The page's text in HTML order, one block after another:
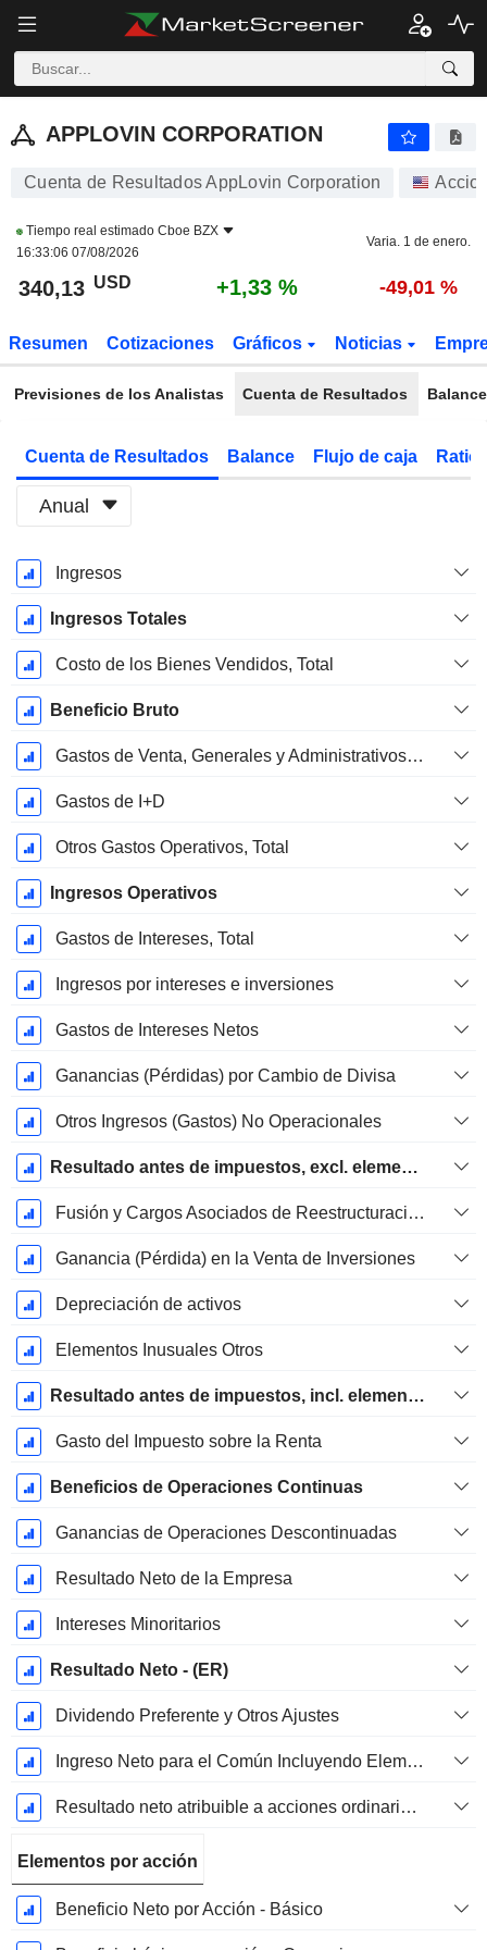
APPLOVIN CORPORATION
APPLOVIN CORPORATION
Cuenta de Resultados AppLovin Corporation
Tiempo real estimado Cboe BZX
16:33:06 07/08/2026
Varia. 1 de enero.
340,13 USD +1,33 % -49,01 %
Resumen Cotizaciones Gráficos Noticias
Previsiones de los Analistas Cuenta de Resultados Balance
Cuenta de Resultados Balance Flujo de caja
Anual
Período
fiscal:
Diciembre
Ingresos
Ingresos Totales
Costo de los Bienes Vendidos, Total
Beneficio Bruto
Gastos de Venta, Generales y Administrativos, Total
Gastos de I+D
Otros Gastos Operativos, Total
Ingresos Operativos
Gastos de Intereses, Total
Ingresos por intereses e inversiones
Gastos de Intereses Netos
Ganancias (Pérdidas) por Cambio de Divisa
Otros Ingresos (Gastos) No Operacionales
Resultado antes de impuestos, excl. elementos inusuales
Fusión y Cargos Asociados de Reestructuración
Ganancia (Pérdida) en la Venta de Inversiones
Depreciación de activos
Elementos Inusuales Otros
Resultado antes de impuestos, incl. elementos inusuales
Gasto del Impuesto sobre la Renta
Beneficios de Operaciones Continuas
Ganancias de Operaciones Descontinuadas
Resultado Neto de la Empresa
Intereses Minoritarios
Resultado Neto - (ER)
Dividendo Preferente y Otros Ajustes
Ingreso Neto para el Común Incluyendo Elementos Extraordinarios
Resultado neto atribuible a acciones ordinarias excl. elementos extraordinarios
Elementos por acción
Beneficio Neto por Acción - Básico